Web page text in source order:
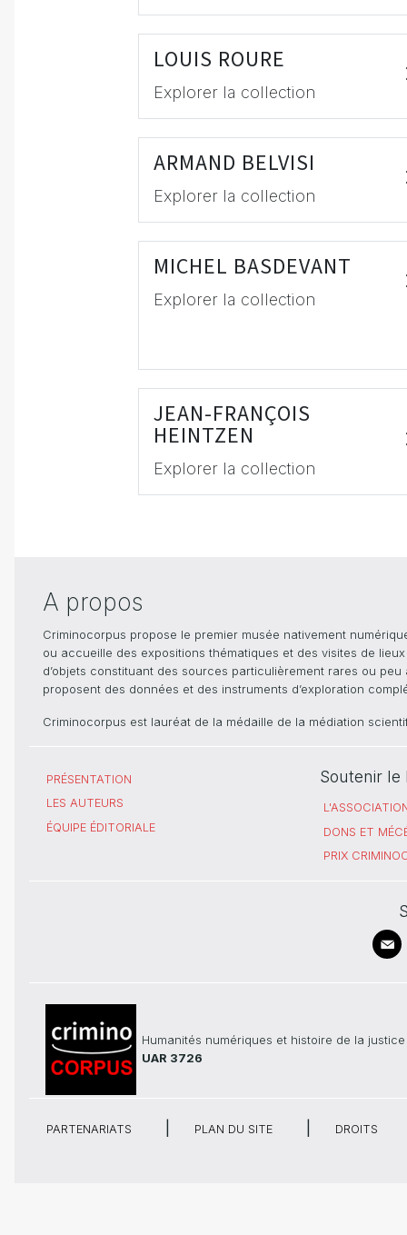
LOUIS ROURE
Explorer la collection
ARMAND BELVISI
Explorer la collection
MICHEL BASDEVANT
Explorer la collection
JEAN-FRANÇOIS
HEINTZEN
Explorer la collection
A propos
Criminocorpus propose le premier musée nativement
ou accueille des expositions thématiques et des visites de
d’objets constituant des sources particulièrement rares ou
proposent des données et des instruments d’exploration
Criminocorpus est lauréat de la médaille de la médiation
PRÉSENTATION
LES AUTEURS
ÉQUIPE ÉDITORIALE
Soutenir le
DONS ET
PRIX
Humanités numériques et histoire de la justice
UAR 3726
PARTENARIATS PLAN DU SITE DROITS